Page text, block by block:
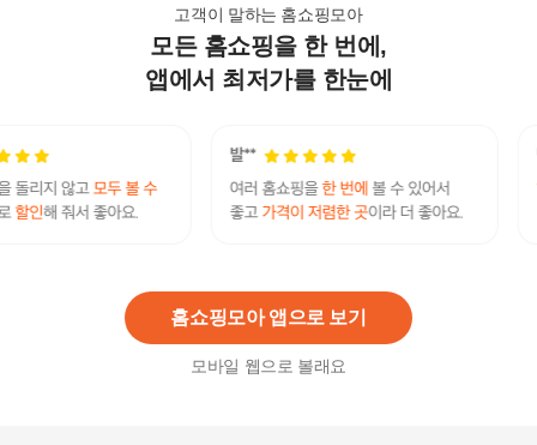
고객이 말하는 홈쇼핑모아
모든 홈쇼핑을 한 번에,
앱에서 최저가를 한눈에
홈쇼핑모아 앱으로 보기
모바일 웹으로 볼래요
직화육포 180g 1봉[90g2개기획세트]
10,900원
이영자 소고기 통통육포 30g x 5팩+매콤 소고기 육